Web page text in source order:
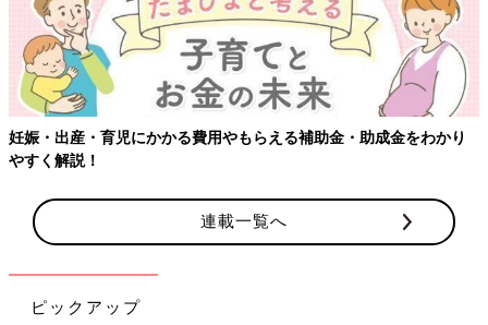
金・助成金をわかり
連載一覧へ
ピックアップ